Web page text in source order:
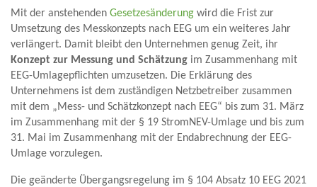
Mit der anstehenden Gesetzesänderung wird die Frist zur
Umsetzung des Messkonzepts nach EEG um ein weiteres Jahr
verlängert. Damit bleibt den Unternehmen genug Zeit, ihr
Konzept zur Messung und Schätzung im Zusammenhang mit
EEG-Umlagepflichten umzusetzen. Die Erklärung des
Unternehmens ist dem zuständigen Netzbetreiber zusammen
mit dem „Mess- und Schätzkonzept nach EEG“ bis zum 31. März
im Zusammenhang mit der § 19 StromNEV-Umlage und bis zum
31. Mai im Zusammenhang mit der Endabrechnung der EEG-
Umlage vorzulegen.
Die geänderte Übergangsregelung im § 104 Absatz 10 EEG 2021